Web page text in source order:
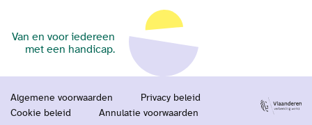
Van en voor iedereen
met een handicap.
Algemene voorwaarden
Privacy beleid
Cookie beleid
Annulatie voorwaarden